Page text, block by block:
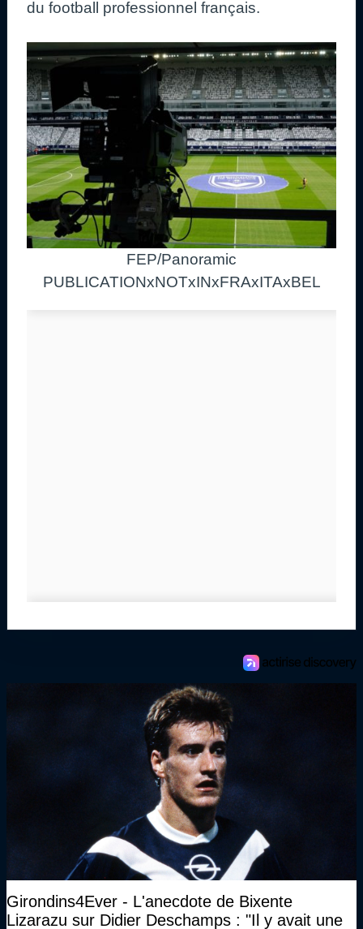
du football professionnel français.
FEP/Panoramic
PUBLICATIONxNOTxINxFRAxITAxBEL
Girondins4Ever - L'anecdote de Bixente
Lizarazu sur Didier Deschamps : "Il y avait une